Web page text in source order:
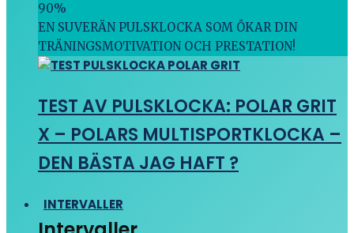
90%
EN SUVERÄN PULSKLOCKA SOM ÖKAR DIN
TRÄNINGSMOTIVATION OCH PRESTATION!
TEST AV PULSKLOCKA: POLAR GRIT
X – POLARS MULTISPORTKLOCKA –
DEN BÄSTA JAG HAFT ?
INTERVALLER